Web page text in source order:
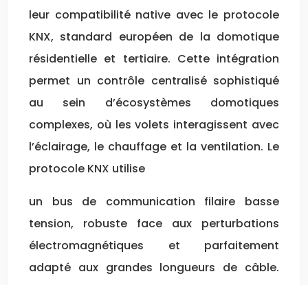
leur compatibilité native avec le protocole
KNX, standard européen de la domotique
résidentielle et tertiaire. Cette intégration
permet un contrôle centralisé sophistiqué
au sein d’écosystèmes domotiques
complexes, où les volets interagissent avec
l’éclairage, le chauffage et la ventilation. Le
protocole KNX utilise
un bus de communication filaire basse
tension, robuste face aux perturbations
électromagnétiques et parfaitement
adapté aux grandes longueurs de câble.